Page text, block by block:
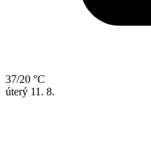
37/20 °C
úterý 11. 8.